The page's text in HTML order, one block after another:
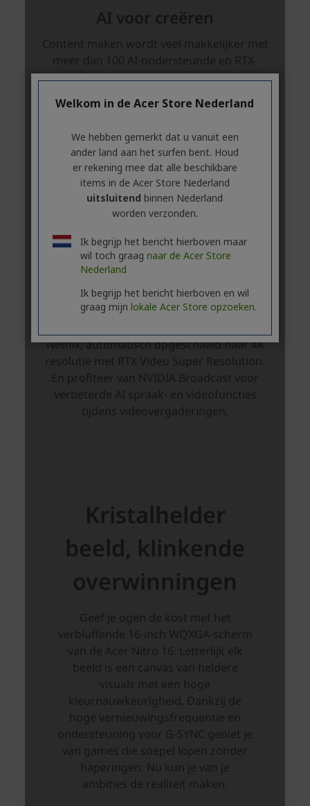
Welkom in de Acer Store Nederland
We hebben gemerkt dat u vanuit een
ander land aan het surfen bent. Houd
er rekening mee dat alle beschikbare
items in de Acer Store Nederland
uitsluitend binnen Nederland
worden verzonden.
Ik begrijp het bericht hierboven maar
wil toch graag naar de Acer Store
Nederland
Ik begrijp het bericht hierboven en wil
graag mijn lokale Acer Store opzoeken.